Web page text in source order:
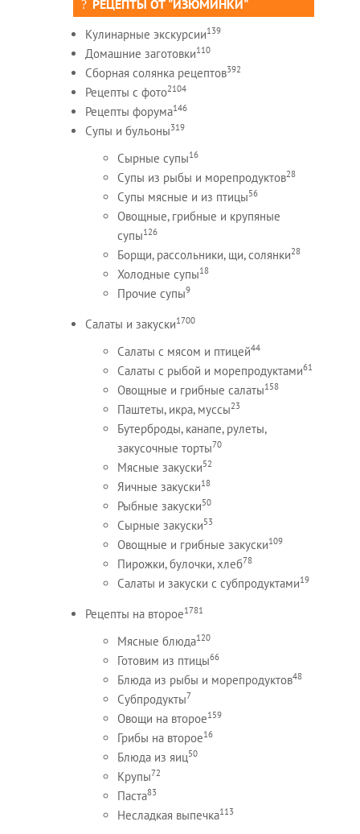
РЕЦЕПТЫ ОТ "ИЗЮМИНКИ"
Кулинарные экскурсии139
Домашние заготовки110
Сборная солянка рецептов392
Рецепты c фото2104
Рецепты форума146
Супы и бульоны319
Сырные супы16
Супы из рыбы и морепродуктов28
Супы мясные и из птицы56
Овощные, грибные и крупяные
супы126
Борщи, рассольники, щи, солянки28
Холодные супы18
Прочие супы9
Салаты и закуски1700
Салаты с мясом и птицей44
Салаты с рыбой и морепродуктами61
Овощные и грибные салаты158
Паштеты, икра, муссы23
Бутерброды, канапе, рулеты,
закусочные торты70
Мясные закуски52
Яичные закуски18
Рыбные закуски50
Сырные закуски53
Овощные и грибные закуски109
Пирожки, булочки, хлеб78
Салаты и закуски с субпродуктами19
Рецепты на второе1781
Мясные блюда120
Готовим из птицы66
Блюда из рыбы и морепродуктов48
Субпродукты7
Овощи на второе159
Грибы на второе16
Блюда из яиц50
Крупы72
Паста83
Несладкая выпечка113